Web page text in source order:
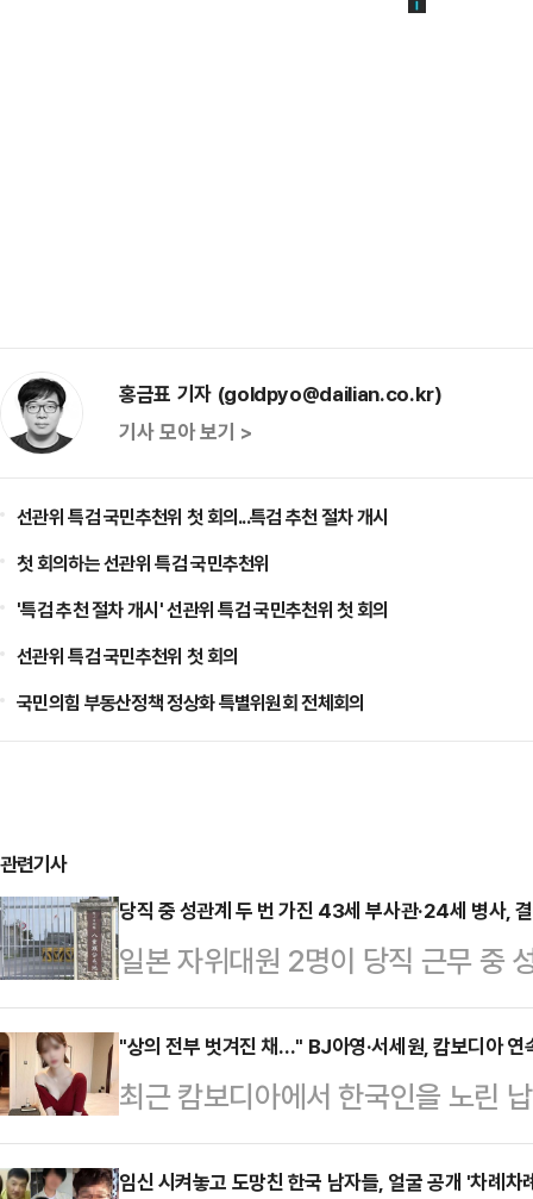
홍금표 기자 (goldpyo@dailian.co.kr)
기사 모아 보기 >
선관위 특검 국민추천위 첫 회의...특검 추천 절차 개시
첫 회의하는 선관위 특검 국민추천위
'특검 추천 절차 개시' 선관위 특검 국민추천위 첫 회의
선관위 특검 국민추천위 첫 회의
국민의힘 부동산정책 정상화 특별위원회 전체회의
관련기사
당직 중 성관계 두 번 가진 43세 부사관·24세 병사,
일본 자위대원 2명이 당직 근무 중
받게 됐다.22일 오키나와타임즈
부사관 A(43·남)씨와 병사 B(24·
내렸다.제15고사특과연대 소속인
4일 당직 근무 중 부대에서 성관계
"상의 전부 벗겨진 채…" BJ아영·서세원, 캄보디아 연
최근 캄보디아에서 한국인을 노린
년 전 고(故) BJ아영(본명 변아영)
변씨는 지난 2023년 6월2일 지인
임신 시켜놓고 도망친 한국 남자들, 얼굴 공개 '차례차